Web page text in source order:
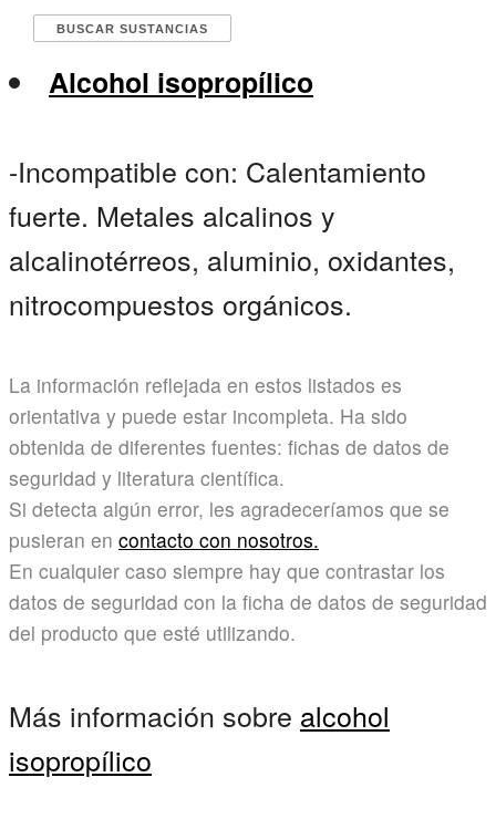
Alcohol isopropílico
-Incompatible con: Calentamiento
fuerte. Metales alcalinos y
alcalinotérreos, aluminio, oxidantes,
nitrocompuestos orgánicos.
La información reflejada en estos listados es
orientativa y puede estar incompleta. Ha sido
obtenida de diferentes fuentes: fichas de datos de
seguridad y literatura científica.
Si detecta algún error, les agradeceríamos que se
pusieran en contacto con nosotros.
En cualquier caso siempre hay que contrastar los
datos de seguridad con la ficha de datos de seguridad
del producto que esté utilizando.
Más información sobre alcohol
isopropílico